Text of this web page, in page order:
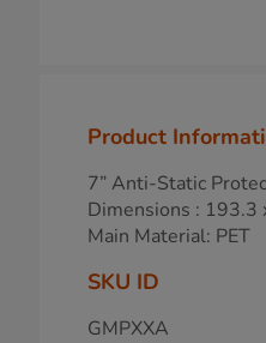
Product
7” Anti-Static
Dimensions :
Main Material: PET
SKU ID
GMPXXA